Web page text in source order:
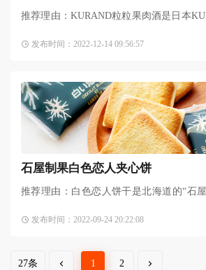
推荐理由：KURAND粒粒果肉酒是日本
最新鲜的水果、切成碎丁泡在日本清酒里
发布时间：2022-12-14 09:56:57
石屋制果白色恋人夹心饼
推荐理由：白色恋人饼干是北海道的“石
喜爱从未消退。很多人都赞它是最美味的
发布时间：2022-09-24 20:22:08
27条 1 2